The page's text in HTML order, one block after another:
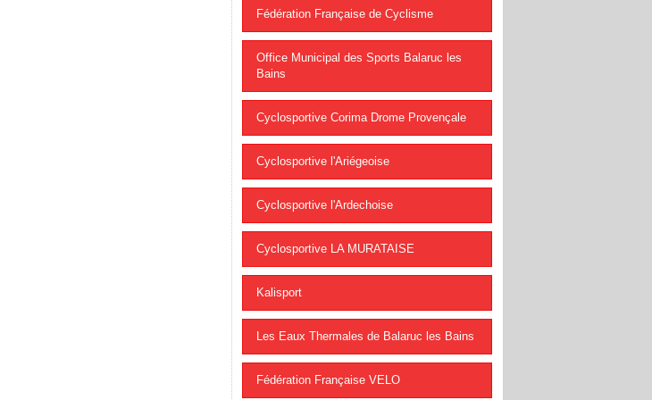
Fédération Française de Cyclisme
Office Municipal des Sports Balaruc les
Bains
Cyclosportive Corima Drome Provençale
Cyclosportive l'Ariégeoise
Cyclosportive l'Ardechoise
Cyclosportive LA MURATAISE
Kalisport
Les Eaux Thermales de Balaruc les Bains
Fédération Française VELO